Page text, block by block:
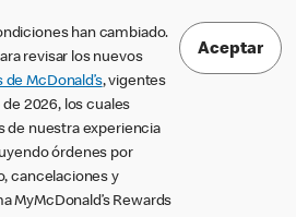
han cambiado.
revisar los nuevos
McDonald’s, vigentes
2026, los cuales
de nuestra experiencia
órdenes por
cancelaciones y
MyMcDonald’s Rewards
Aceptar